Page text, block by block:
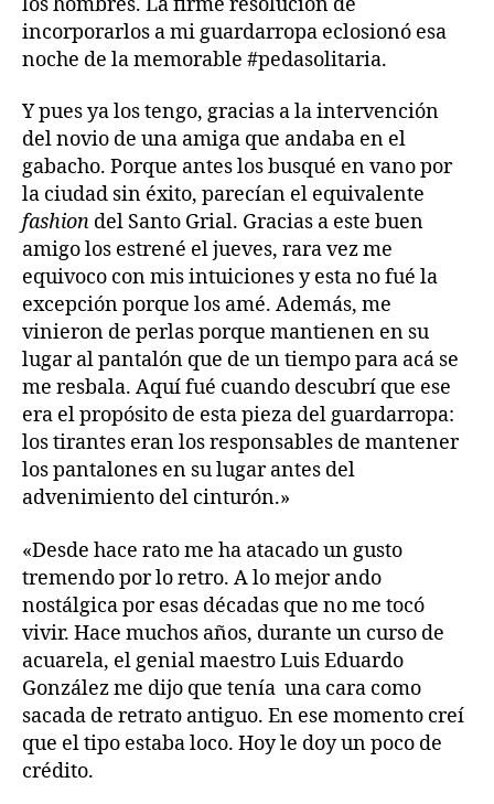
incorporarlos a mi guardarropa eclosionó esa
noche de la memorable #pedasolitaria.
Y pues ya los tengo, gracias a la intervención
del novio de una amiga que andaba en el
gabacho. Porque antes los busqué en vano por
la ciudad sin éxito, parecían el equivalente
fashion del Santo Grial. Gracias a este buen
amigo los estrené el jueves, rara vez me
equivoco con mis intuiciones y esta no fué la
excepción porque los amé. Además, me
vinieron de perlas porque mantienen en su
lugar al pantalón que de un tiempo para acá se
me resbala. Aquí fué cuando descubrí que ese
era el propósito de esta pieza del guardarropa:
los tirantes eran los responsables de mantener
los pantalones en su lugar antes del
advenimiento del cinturón.»
«Desde hace rato me ha atacado un gusto
tremendo por lo retro. A lo mejor ando
nostálgica por esas décadas que no me tocó
vivir. Hace muchos años, durante un curso de
acuarela, el genial maestro Luis Eduardo
González me dijo que tenía una cara como
sacada de retrato antiguo. En ese momento creí
que el tipo estaba loco. Hoy le doy un poco de
crédito.